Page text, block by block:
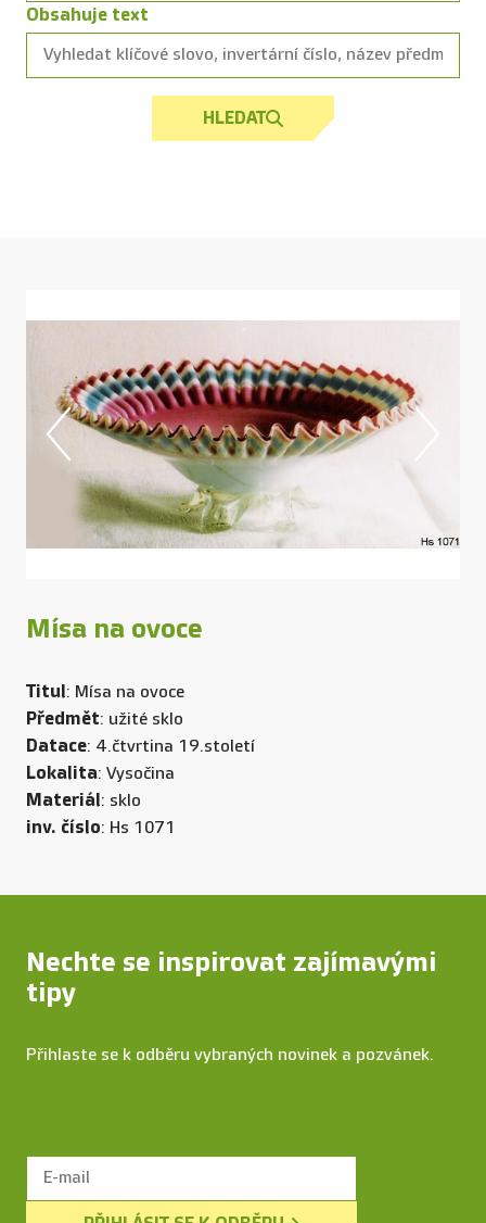
Obsahuje text
HLEDAT
Mísa na ovoce
Titul: Mísa na ovoce
Předmět: užité sklo
Datace: 4.čtvrtina 19.století
Lokalita: Vysočina
Materiál: sklo
inv. číslo: Hs 1071
Nechte se inspirovat zajímavými
tipy
Přihlaste se k odběru vybraných novinek a pozvánek.